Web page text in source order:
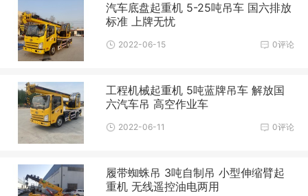
汽车底盘起重机 5-25吨吊车 国六排放
标准 上牌无忧
0评论
2022-06-15
工程机械起重机 5吨蓝牌吊车 解放国
六汽车吊 高空作业车
0评论
2022-06-11
履带蜘蛛吊 3吨自制吊 小型伸缩臂起
重机 无线遥控油电两用